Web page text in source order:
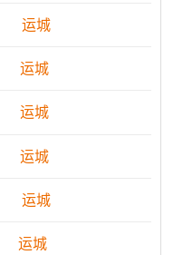
运城
运城
运城
运城
运城
运城